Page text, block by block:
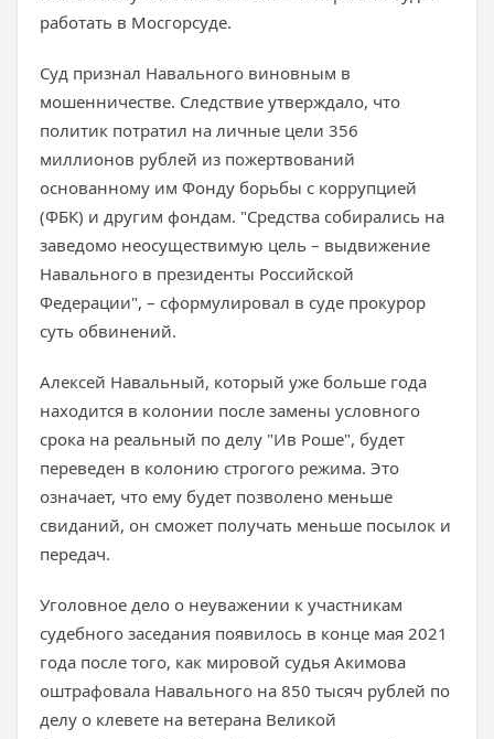
работать в Мосгорсуде.
Суд признал Навального виновным в
мошенничестве. Следствие утверждало, что
политик потратил на личные цели 356
миллионов рублей из пожертвований
основанному им Фонду борьбы с коррупцией
(ФБК) и другим фондам. "Средства собирались на
заведомо неосуществимую цель – выдвижение
Навального в президенты Российской
Федерации", – сформулировал в суде прокурор
суть обвинений.
Алексей Навальный, который уже больше года
находится в колонии после замены условного
срока на реальный по делу "Ив Роше", будет
переведен в колонию строгого режима. Это
означает, что ему будет позволено меньше
свиданий, он сможет получать меньше посылок и
передач.
Уголовное дело о неуважении к участникам
судебного заседания появилось в конце мая 2021
года после того, как мировой судья Акимова
оштрафовала Навального на 850 тысяч рублей по
делу о клевете на ветерана Великой